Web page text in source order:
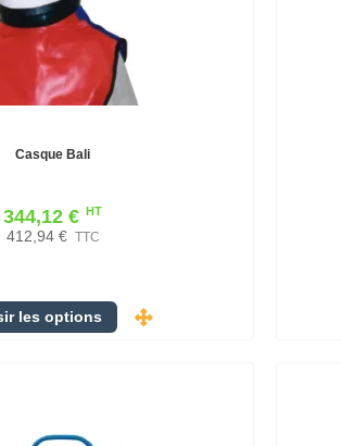
Casque Bali
344,12 € HT
412,94 € TTC
les options